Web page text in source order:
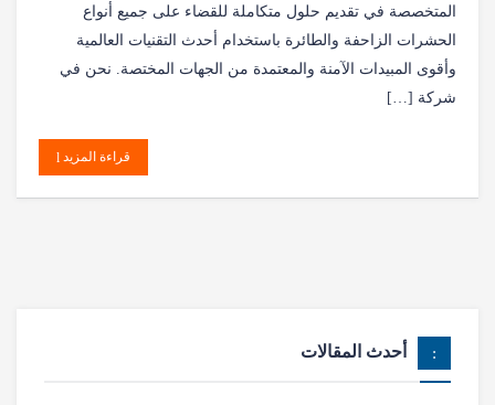
المتخصصة في تقديم حلول متكاملة للقضاء على جميع أنواع
الحشرات الزاحفة والطائرة باستخدام أحدث التقنيات العالمية
وأقوى المبيدات الآمنة والمعتمدة من الجهات المختصة. نحن في
شركة […]
قراءة المزيد
أحدث المقالات